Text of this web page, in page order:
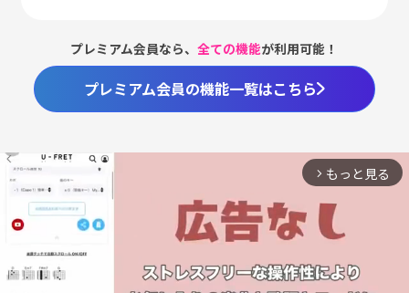
プレミアム会員なら、全ての機能が利用可能！
プレミアム会員の機能一覧はこちら
arrow_forward_ios もっと見る